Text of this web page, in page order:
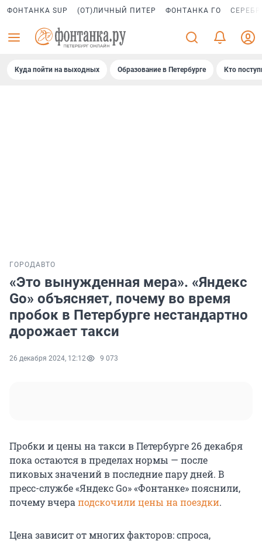
ФОНТАНКА SUP (ОТ)ЛИЧНЫЙ ПИТЕР ФОНТАНКА ГО
Куда пойти на выходных Образование в Петербурге Кто
ГОРОДАВТО
«Это вынужденная мера». «Яндекс
Go» объясняет, почему во время
пробок в Петербурге нестандартно
дорожает такси
26 декабря 2024, 12:12 9 073
Пробки и цены на такси в Петербурге 26 декабря
пока остаются в пределах нормы — после
пиковых значений в последние пару дней. В
пресс-службе «Яндекс Go» «Фонтанке» пояснили,
почему вчера подскочили цены на поездки.
Цена зависит от многих факторов: спроса,